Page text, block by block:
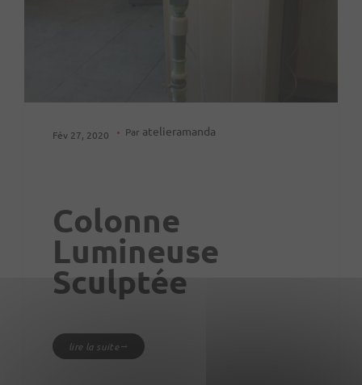
Fév 27, 2020 Par atelieramanda
Colonne
Lumineuse
Sculptée
lire la suite